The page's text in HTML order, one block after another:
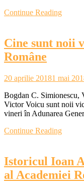
Continue Reading
Cine sunt noii
Române
20 aprilie 20181 mai
Bogdan C. Simionescu,
Victor Voicu sunt noii
vineri în Adunarea
Continue Reading
Istoricul Ioan
al Academiei